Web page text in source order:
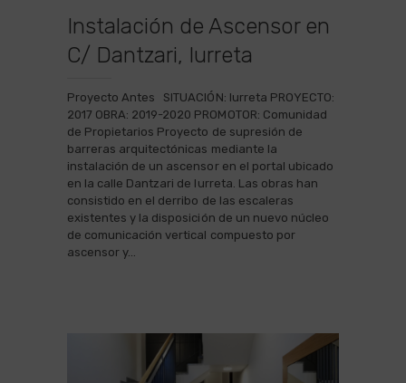
Instalación de Ascensor en
C/ Dantzari, Iurreta
Proyecto Antes SITUACIÓN: Iurreta PROYECTO:
2017 OBRA: 2019-2020 PROMOTOR: Comunidad
de Propietarios Proyecto de supresión de
barreras arquitectónicas mediante la
instalación de un ascensor en el portal ubicado
en la calle Dantzari de Iurreta. Las obras han
consistido en el derribo de las escaleras
existentes y la disposición de un nuevo núcleo
de comunicación vertical compuesto por
ascensor y…